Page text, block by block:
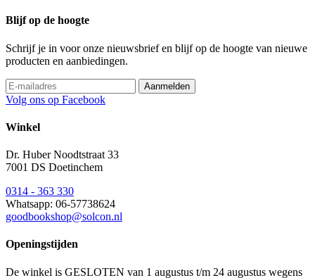
Blijf op de hoogte
Schrijf je in voor onze nieuwsbrief en blijf op de hoogte van nieuwe
producten en aanbiedingen.
Volg ons op Facebook
Winkel
Dr. Huber Noodtstraat 33
7001 DS Doetinchem
0314 - 363 330
Whatsapp: 06-57738624
goodbookshop@solcon.nl
Openingstijden
De winkel is GESLOTEN van 1 augustus t/m 24 augustus wegens